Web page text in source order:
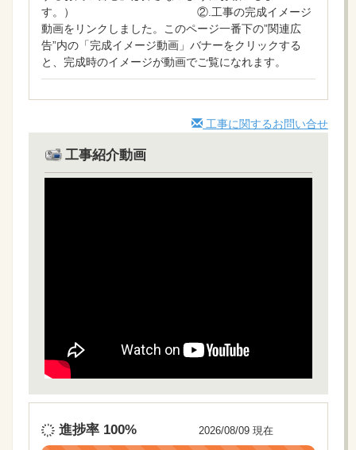
す。） ②.工事の完成イメージ
動画をリンクしました。このページ一番下の”関連広
告”内の「完成イメージ動画」バナーをクリックする
と、完成時のイメージが動画でご覧になれます。
工事に関するお問い合せ
工事紹介動画
進捗率 100% 2026/08/09 現在